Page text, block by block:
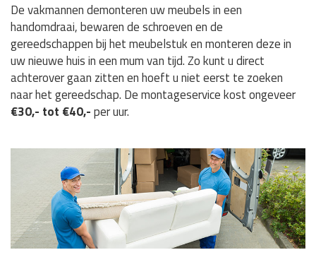
De vakmannen demonteren uw meubels in een
handomdraai, bewaren de schroeven en de
gereedschappen bij het meubelstuk en monteren deze in
uw nieuwe huis in een mum van tijd. Zo kunt u direct
achterover gaan zitten en hoeft u niet eerst te zoeken
naar het gereedschap. De montageservice kost ongeveer
€30,- tot €40,-per uur.